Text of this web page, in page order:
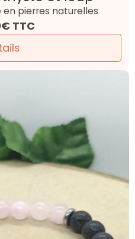
pierres naturelles
TTC